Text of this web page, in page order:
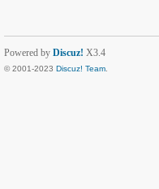
Powered by Discuz! X3.4
© 2001-2023 Discuz! Team